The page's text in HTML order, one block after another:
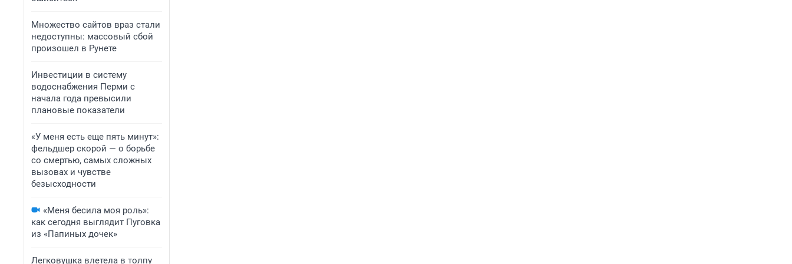
Множество сайтов враз стали
недоступны: массовый сбой
произошел в Рунете
Инвестиции в систему
водоснабжения Перми с
начала года превысили
плановые показатели
«У меня есть еще пять минут»:
фельдшер скорой — о борьбе
со смертью, самых сложных
вызовах и чувстве
безысходности
«Меня бесила моя роль»:
как сегодня выглядит Пуговка
из «Папиных дочек»
Легковушка влетела в толпу